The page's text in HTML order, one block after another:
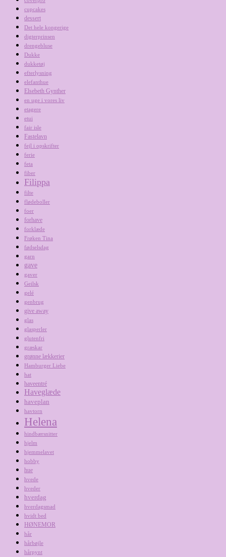
cupcakes
dessert
Det hele kongerige
digterprinsen
drengebluse
Dukke
dukketøj
efterlysning
elefanthue
Elsebeth Gynther
en uge i vores liv
etagere
etui
fair isle
Fastelavn
fejl i opskrifter
ferie
feta
fiber
Filippa
filte
flødeboller
foer
forhave
forklæde
Frøken Tina
fødselsdag
garn
gave
gaver
Geilsk
gelé
genbrug
give away
glas
glasperler
glutenfri
græskar
grønne lækkerier
Hamburger Liebe
hat
haveentré
Haveglæde
haveplan
havtorn
Helena
hindbærsnitter
hjelm
hjemmelavet
hobby
hue
hvede
hveder
hverdag
hverdagsmad
hvidt bed
HØNEMOR
hår
hårbøjle
hårpynt